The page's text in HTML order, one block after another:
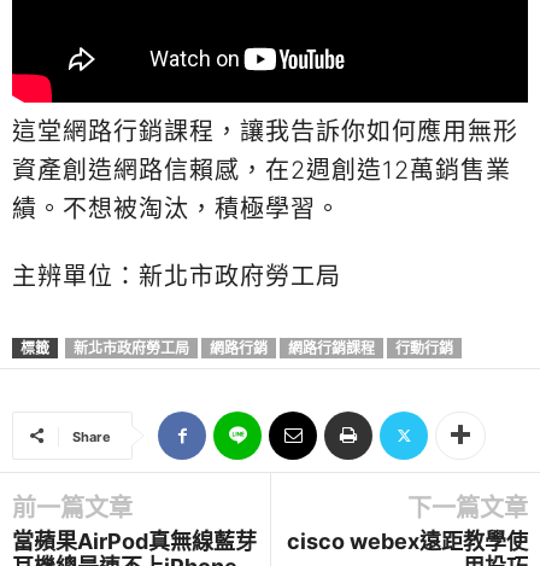
這堂網路行銷課程，讓我告訴你如何應用無形
資產創造網路信賴感，在2週創造12萬銷售業
績。不想被淘汰，積極學習。
主辨單位：新北市政府勞工局
標籤 新北市政府勞工局 網路行銷 網路行銷課程 行動行銷
Share
前一篇文章
當蘋果AirPod真無線藍芽
下一篇文章
cisco webex遠距教學使